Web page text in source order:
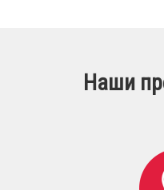
Наши